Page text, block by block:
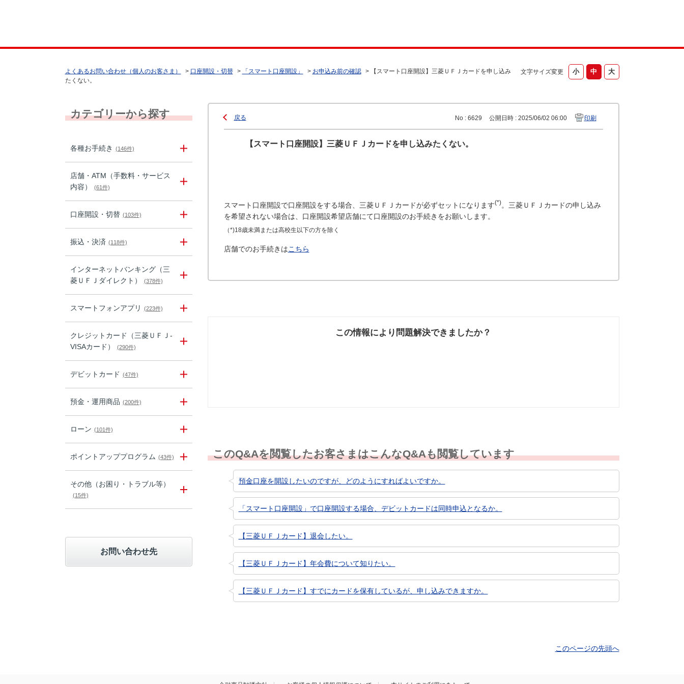
文字サイズ変更
よくあるお問い合わせ（個人のお客さま） > 口座開設・切替 > 「スマート口座開設」 > お申込み前の確認 >
【スマート口座開設】三菱ＵＦＪカードを申し込み
たくない。
カテゴリーから探す
各種お手続き (146件)
店舗・ATM（手数料・サービス
内容）
(61件)
口座開設・切替 (103件)
振込・決済 (118件)
インターネットバンキング（三
菱ＵＦＪダイレクト）
(378件)
スマートフォンアプリ (223件)
クレジットカード（三菱ＵＦＪ-
VISAカード）
(290件)
デビットカード (47件)
預金・運用商品 (200件)
ローン (101件)
ポイントアッププログラム (43件)
その他（お困り・トラブル等）
(15件)
お問い合わせ先
戻る No : 6629 公開日時 : 2025/06/02 06:00 印刷
【スマート口座開設】三菱ＵＦＪカードを申し込みたくない。
スマート口座開設で口座開設をする場合、三菱ＵＦＪカードが必ずセットになります(*)。三菱ＵＦＪカードの申し込み
を希望されない場合は、口座開設希望店舗にて口座開設のお手続きをお願いします。
（*)18歳未満または高校生以下の方を除く
店舗でのお手続きはこちら
この情報により問題解決できましたか？
このQ&Aを閲覧したお客さまはこんなQ&Aも閲覧しています
預金口座を開設したいのですが、どのようにすればよいですか。
「スマート口座開設」で口座開設する場合、デビットカードは同時申込となるか。
【三菱ＵＦＪカード】退会したい。
【三菱ＵＦＪカード】年会費について知りたい。
【三菱ＵＦＪカード】すでにカードを保有しているが、申し込みできますか。
このページの先頭へ